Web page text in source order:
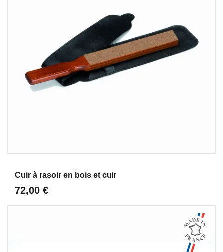
Cuir à rasoir en bois et cuir
72,00 €